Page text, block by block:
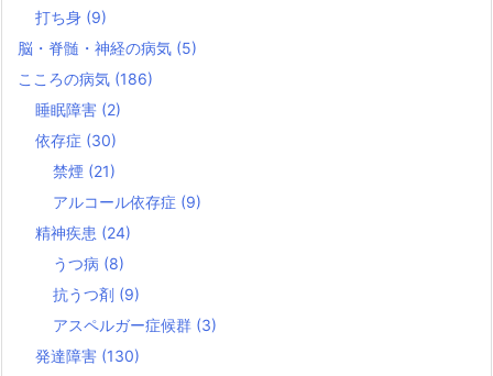
打ち身 (9)
脳・脊髄・神経の病気 (5)
こころの病気 (186)
睡眠障害 (2)
依存症 (30)
禁煙 (21)
アルコール依存症 (9)
精神疾患 (24)
うつ病 (8)
抗うつ剤 (9)
アスペルガー症候群 (3)
発達障害 (130)